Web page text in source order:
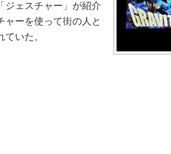
ジェスチャー」が紹介
ャーを使って街の人と
いた。